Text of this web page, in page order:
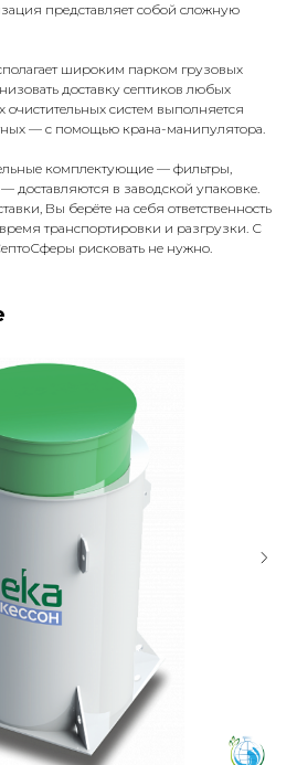
представляет собой сложную
широким парком грузовых
доставку септиков любых
очистительных систем выполняется
— с помощью крана-манипулятора.
комплектующие — фильтры,
доставляются в заводской упаковке.
Вы берёте на себя ответственность
время транспортировки и разгрузки. С
рисковать не нужно.